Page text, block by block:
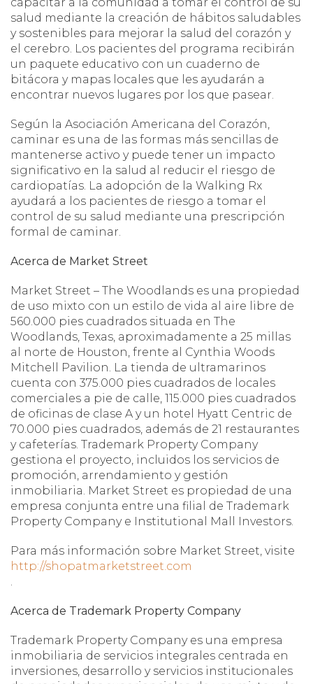
salud mediante la creación de hábitos saludables
y sostenibles para mejorar la salud del corazón y
el cerebro. Los pacientes del programa recibirán
un paquete educativo con un cuaderno de
bitácora y mapas locales que les ayudarán a
encontrar nuevos lugares por los que pasear.
Según la Asociación Americana del Corazón,
caminar es una de las formas más sencillas de
mantenerse activo y puede tener un impacto
significativo en la salud al reducir el riesgo de
cardiopatías. La adopción de la Walking Rx
ayudará a los pacientes de riesgo a tomar el
control de su salud mediante una prescripción
formal de caminar.
Acerca de Market Street
Market Street – The Woodlands es una propiedad
de uso mixto con un estilo de vida al aire libre de
560.000 pies cuadrados situada en The
Woodlands, Texas, aproximadamente a 25 millas
al norte de Houston, frente al Cynthia Woods
Mitchell Pavilion. La tienda de ultramarinos
cuenta con 375.000 pies cuadrados de locales
comerciales a pie de calle, 115.000 pies cuadrados
de oficinas de clase A y un hotel Hyatt Centric de
70.000 pies cuadrados, además de 21 restaurantes
y cafeterías. Trademark Property Company
gestiona el proyecto, incluidos los servicios de
promoción, arrendamiento y gestión
inmobiliaria. Market Street es propiedad de una
empresa conjunta entre una filial de Trademark
Property Company e Institutional Mall Investors.
Para más información sobre Market Street, visite
http://shopatmarketstreet.com
.
Acerca de Trademark Property Company
Trademark Property Company es una empresa
inmobiliaria de servicios integrales centrada en
inversiones, desarrollo y servicios institucionales